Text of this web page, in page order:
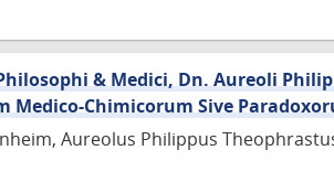
& Medici, Dn. Aureoli
Medico-Chimicorum Sive
Aureolus Philippus